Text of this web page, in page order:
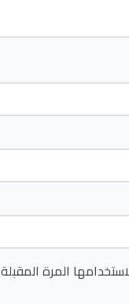
المرة المقبلة